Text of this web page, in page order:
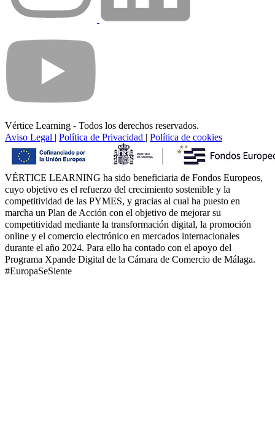
Vértice Learning - Todos los derechos reservados.
Aviso Legal | Política de Privacidad | Política de cookies
VÉRTICE LEARNING ha sido beneficiaria de Fondos Europeos,
cuyo objetivo es el refuerzo del crecimiento sostenible y la
competitividad de las PYMES, y gracias al cual ha puesto en
marcha un Plan de Acción con el objetivo de mejorar su
competitividad mediante la transformación digital, la promoción
online y el comercio electrónico en mercados internacionales
durante el año 2024. Para ello ha contado con el apoyo del
Programa Xpande Digital de la Cámara de Comercio de Málaga.
#EuropaSeSiente